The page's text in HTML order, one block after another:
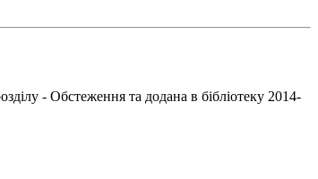
- Обстеження та додана в бібліотеку 2014-